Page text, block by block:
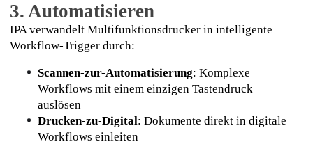
3. Automatisieren
IPA verwandelt Multifunktionsdrucker in intelligente
Workflow-Trigger durch:
Scannen-zur-Automatisierung: Komplexe
Workflows mit einem einzigen Tastendruck
auslösen
Drucken-zu-Digital: Dokumente direkt in digitale
Workflows einleiten